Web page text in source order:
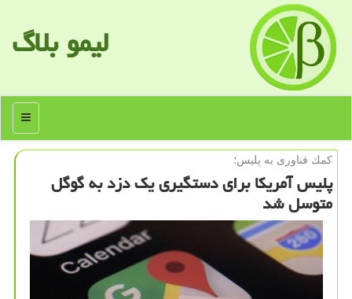
لیمو بلاگ
منو
كمك فناوری به پلیس؛
پلیس آمریكا برای دستگیری یك دزد به گوگل
متوسل شد